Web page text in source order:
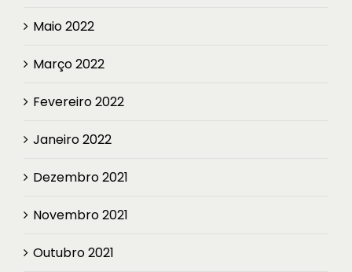
Maio 2022
Março 2022
Fevereiro 2022
Janeiro 2022
Dezembro 2021
Novembro 2021
Outubro 2021